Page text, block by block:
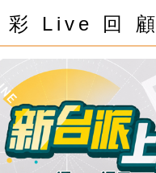
彩 Live 回 顧